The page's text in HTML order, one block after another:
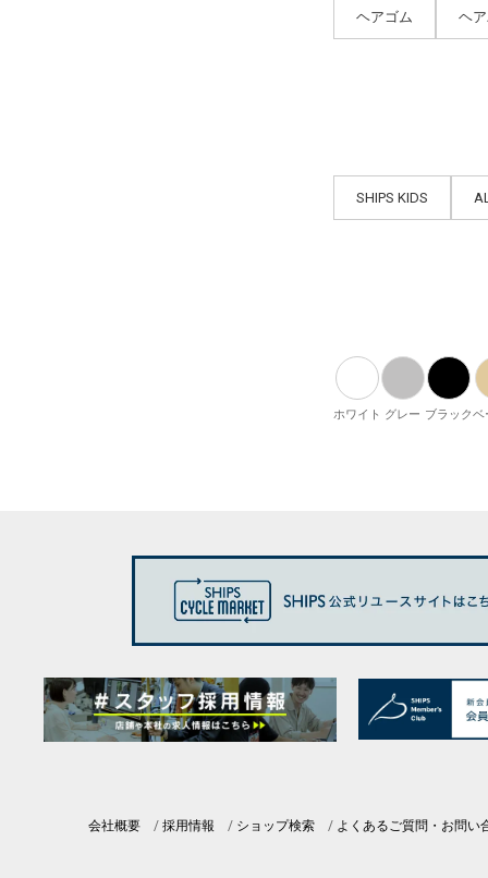
ヘアゴム ヘ
SHIPS KIDS
ホワイト グレー ブラックベ
会社概要 採用情報 ショップ検索 よくあるご質問・お問い